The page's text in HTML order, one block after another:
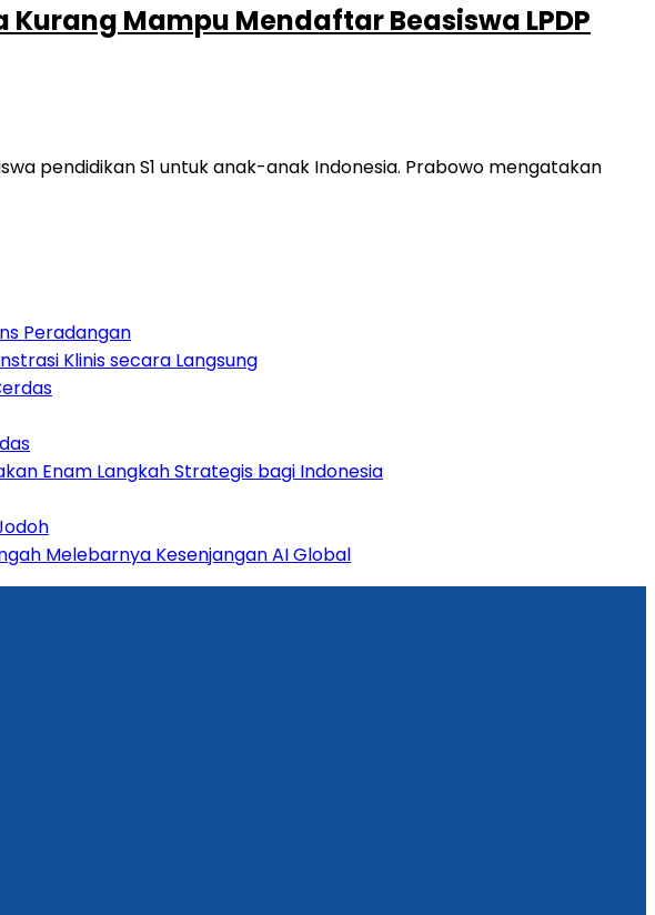
Mampu Mendaftar Beasiswa LPDP
pendidikan S1 untuk anak-anak Indonesia. Prabowo mengatakan
Peradangan
Klinis secara Langsung
Enam Langkah Strategis bagi Indonesia
Melebarnya Kesenjangan AI Global